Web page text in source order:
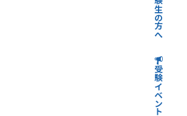
受験生の方へ
受験イベント